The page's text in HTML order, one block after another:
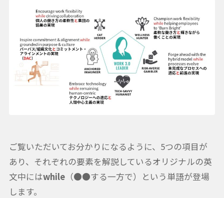
ご覧いただいてお分かりになるように、5つの項目が
あり、それぞれの要素を解説しているオリジナルの英
文中にはwhile（●●する一方で）という単語が登場
します。